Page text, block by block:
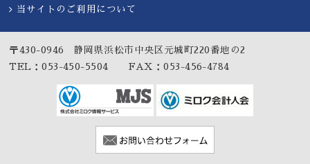
当サイトのご利用について
〒430-0946 静岡県浜松市中央区元城町220番地の2
TEL：053-450-5504 FAX：053-456-4784